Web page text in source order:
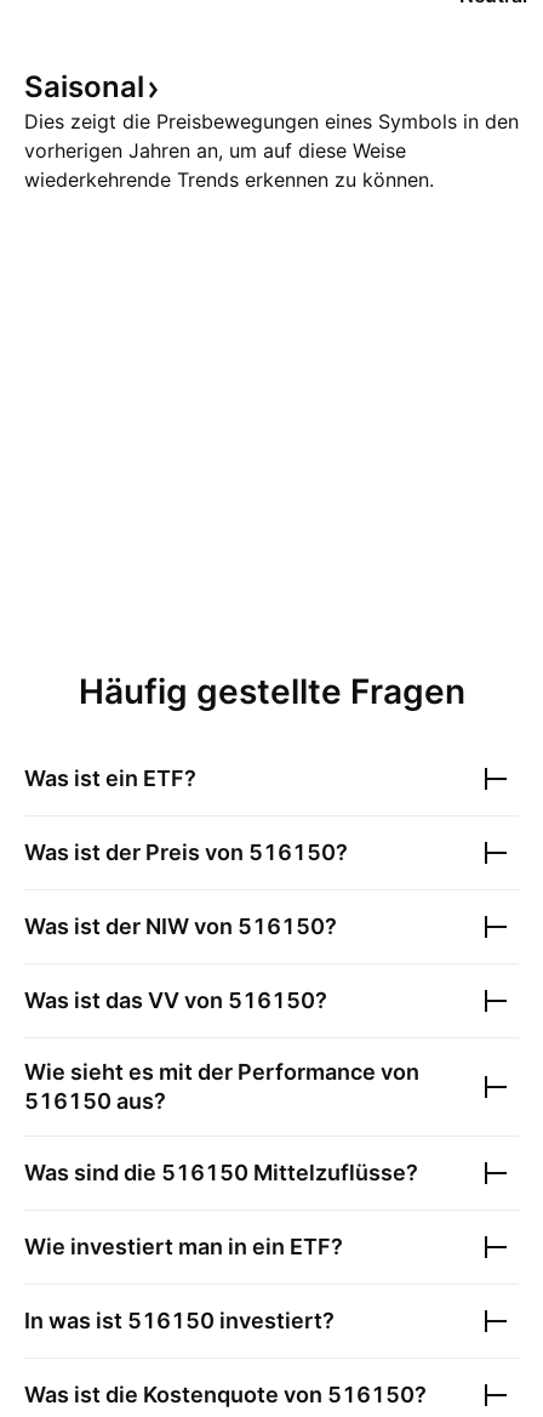
Saisonal
Dies zeigt die Preisbewegungen eines Symbols in den
vorherigen Jahren an, um auf diese Weise
wiederkehrende Trends erkennen zu können.
Häufig gestellte Fragen
Was ist ein ETF?
Was ist der Preis von 516150?
Was ist der NIW von 516150?
Was ist das VV von 516150?
Wie sieht es mit der Performance von
516150 aus?
Was sind die 516150 Mittelzuflüsse?
Wie investiert man in ein ETF?
In was ist 516150 investiert?
Was ist die Kostenquote von 516150?